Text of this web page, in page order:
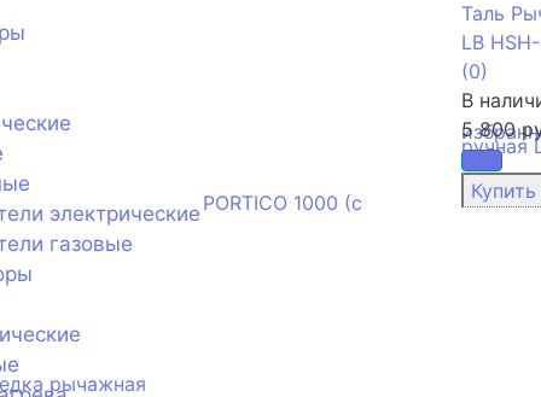
электрические
газовые
Таль
LB
(0)
В
5 800